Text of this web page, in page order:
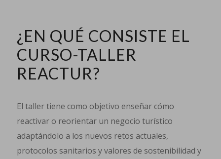
¿EN QUÉ CONSISTE EL
CURSO-TALLER
REACTUR?
El taller tiene como objetivo enseñar cómo
reactivar o reorientar un negocio turístico
adaptándolo a los nuevos retos actuales,
protocolos sanitarios y valores de sostenibilidad y